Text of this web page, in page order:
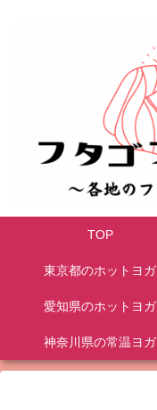
TOP
東京都のホットヨガ
愛知県のホットヨガ
神奈川県の常温ヨガ